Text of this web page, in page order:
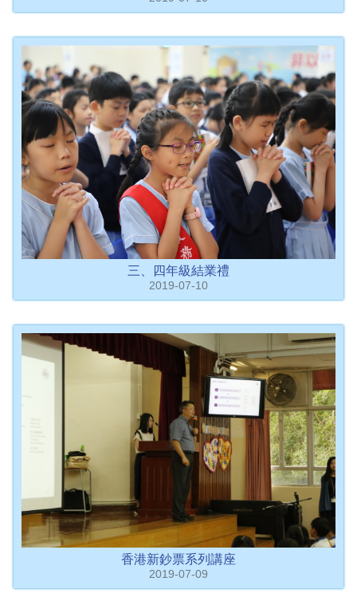
三、四年級結業禮
2019-07-10
香港新鈔票系列講座
2019-07-09